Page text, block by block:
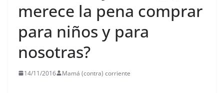
merece la pena comprar
para niños y para
nosotras?
14/11/2016 Mamá (contra) corriente